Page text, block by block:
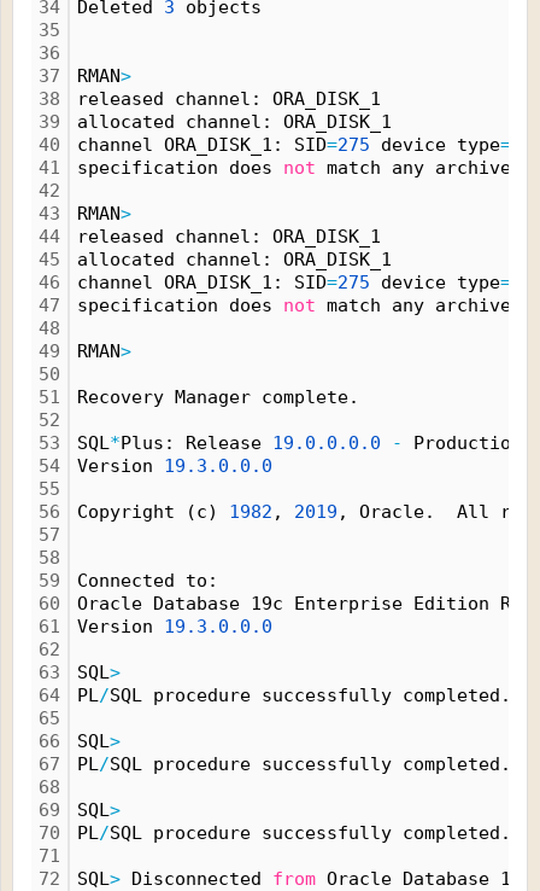
34
35
36
37
38
39
40
41
42
43
44
45
46
47
48
49
50
51
52
53
54
55
56
57
58
59
60
61
62
63
64
65
66
67
68
69
70
71
72
Deleted 3 objects
RMAN>
released channel: ORA_DISK_1
allocated channel: ORA_DISK_1
channel ORA_DISK_1: SID=275 device type=
specification does not match any
RMAN>
released channel: ORA_DISK_1
allocated channel: ORA_DISK_1
channel ORA_DISK_1: SID=275 device type=
specification does not match any
RMAN>
Recovery Manager complete.
SQL*Plus: Release 19. 0. 0. 0. 0 - Production
Version 19. 3. 0. 0. 0
Copyright (c) 1982 , 2019 , Oracle.  All
Connected to:
Oracle Database 19c Enterprise Edition
Version 19. 3. 0. 0. 0
SQL>
PL/SQL procedure successfully completed.
SQL>
PL/SQL procedure successfully completed.
SQL>
PL/SQL procedure successfully completed.
SQL> Disconnected from Oracle Database